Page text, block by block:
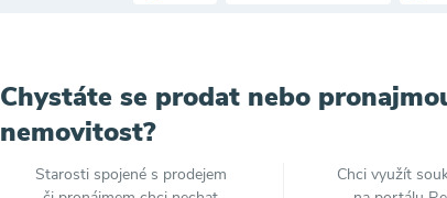
Chystáte se prodat nebo
nemovitost?
Starosti spojené s prodejem
Chci využít